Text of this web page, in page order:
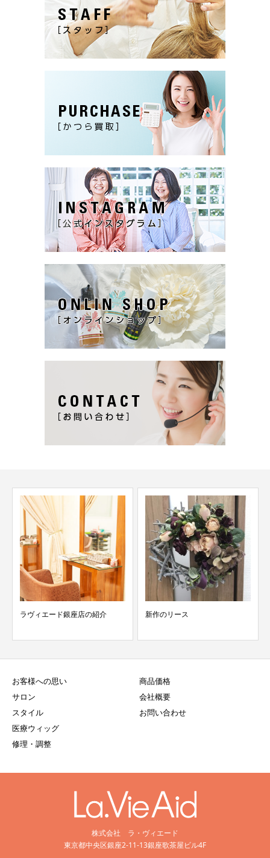
ラヴィエード銀座店の紹介 新作のリース
お客様への思い
サロン
スタイル
医療ウィッグ
修理・調整
商品価格
会社概要
お問い合わせ
株式会社 ラ・ヴィエード
東京都中央区銀座2-11-13銀座歌茶屋ビル4F